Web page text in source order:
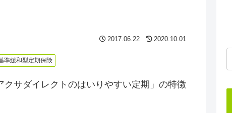
2017.06.22 2020.10.01
準緩和型定期保険
サダイレクトのはいりやすい定期」の特徴